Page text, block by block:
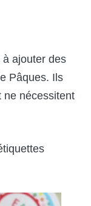
ajouter des
Pâques. Ils
ne nécessitent